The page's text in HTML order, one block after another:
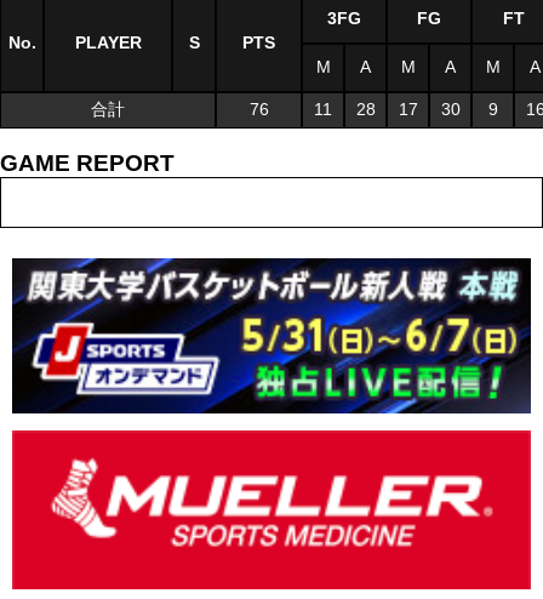
No. PLAYER S PTS
3FG FG FT
M A M A M A
合計 76 11 28 17 30 9
GAME REPORT